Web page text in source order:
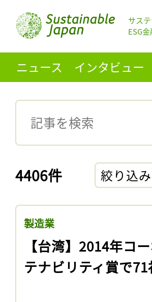
サス
ESG
ニュース インタビュー
4406件 絞り込
製造業
【台湾】2014年コ
テナビリティ賞で